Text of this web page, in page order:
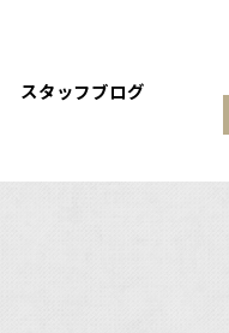
スタッフブログ